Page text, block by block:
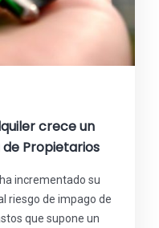
crece un
de Propietarios
incrementado su
riesgo de impago de
que supone un